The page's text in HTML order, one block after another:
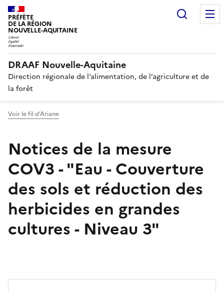
PRÉFÈTE
DE LA RÉGION
NOUVELLE-AQUITAINE
DRAAF Nouvelle-Aquitaine
Direction régionale de l’alimentation, de l’agriculture et de
la forêt
Voir le fil d'Ariane
Notices de la mesure
COV3 - "Eau - Couverture
des sols et réduction des
herbicides en grandes
cultures - Niveau 3"